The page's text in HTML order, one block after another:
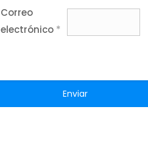
Correo
electrónico *